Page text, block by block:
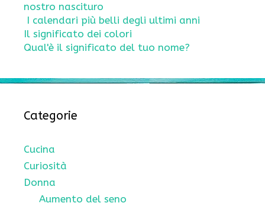
nostro nascituro
I calendari più belli degli ultimi anni
Il significato dei colori
Qual'è il significato del tuo nome?
Categorie
Cucina
Curiosità
Donna
Aumento del seno